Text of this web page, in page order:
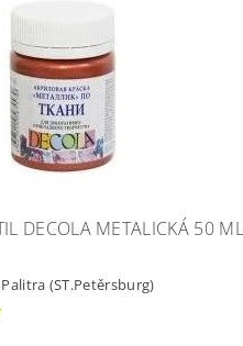
DECOLA METALICKÁ 50 ML
(ST.Petěrsburg)